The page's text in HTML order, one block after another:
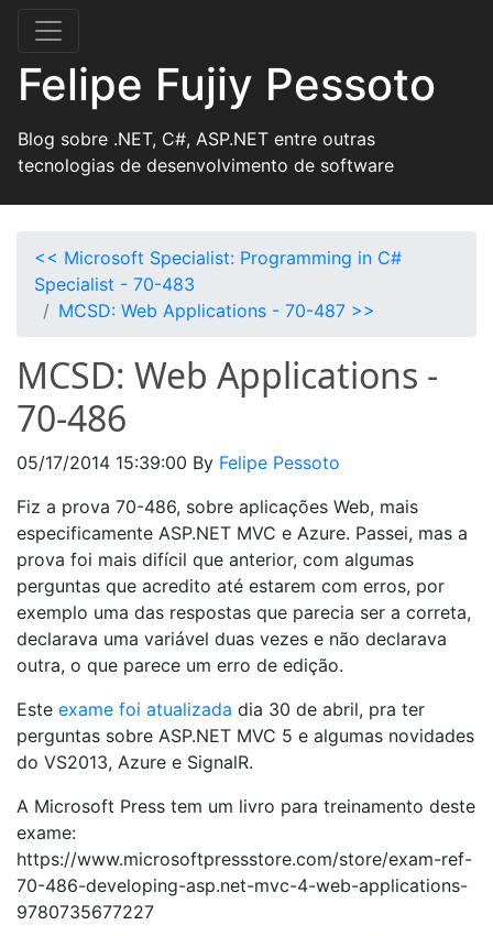
Felipe Fujiy Pessoto
Blog sobre .NET, C#, ASP.NET entre outras
tecnologias de desenvolvimento de software
<< Microsoft Specialist: Programming in C#
Specialist - 70-483
MCSD: Web Applications - 70-487 >>
MCSD: Web Applications -
70-486
05/17/2014 15:39:00 By Felipe Pessoto
Fiz a prova 70-486, sobre aplicações Web, mais
especificamente ASP.NET MVC e Azure. Passei, mas a
prova foi mais difícil que anterior, com algumas
perguntas que acredito até estarem com erros, por
exemplo uma das respostas que parecia ser a correta,
declarava uma variável duas vezes e não declarava
outra, o que parece um erro de edição.
Este exame foi atualizada dia 30 de abril, pra ter
perguntas sobre ASP.NET MVC 5 e algumas novidades
do VS2013, Azure e SignalR.
A Microsoft Press tem um livro para treinamento deste
exame:
https://www.microsoftpressstore.com/store/exam-ref-
70-486-developing-asp.net-mvc-4-web-applications-
9780735677227